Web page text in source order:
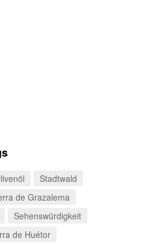
Stadtwald
de Grazalema
Sehenswürdigkeit
de Huétor